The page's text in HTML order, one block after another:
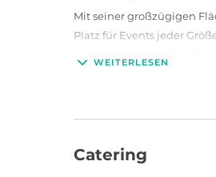
Mit seiner großzügigen
Platz für Events jeder
Der Gutshof Ladenburg
eine besondere
WEITERLESEN
Catering